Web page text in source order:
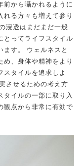
前から囁かれるように
れる方々も増えて参り
浸透はまだまだ一般
とってライフスタイル
ます。 ウェルネスと
め、身体や精神をより
スタイルを追求しよ
させるための考え方
タイルの一部に取り入
観点から非常に有効で